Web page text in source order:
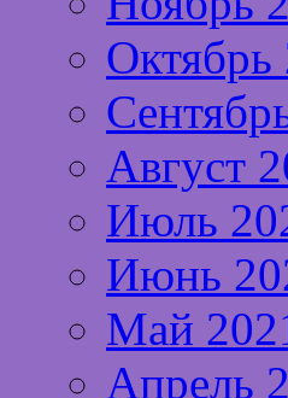
Октябрь
Август
Июль
Июнь
Май
Апрель